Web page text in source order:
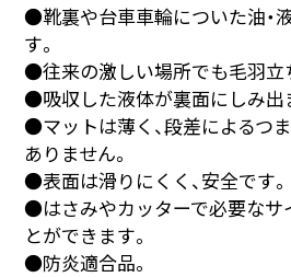
●靴裏や台車車輪についた油・
す。
●往来の激しい場所でも毛羽立
●吸収した液体が裏面にしみ出
●マットは薄く、段差によるつ
ありません。
●表面は滑りにくく、安全です。
●はさみやカッターで必要なサ
とができます。
●防炎適合品。